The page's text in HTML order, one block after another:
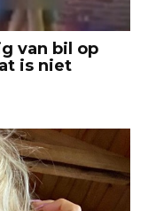
van bil op
is niet